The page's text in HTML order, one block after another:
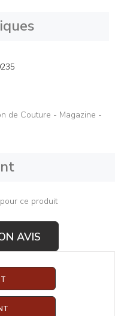
de Couture - Magazine -
ce produit
AVIS